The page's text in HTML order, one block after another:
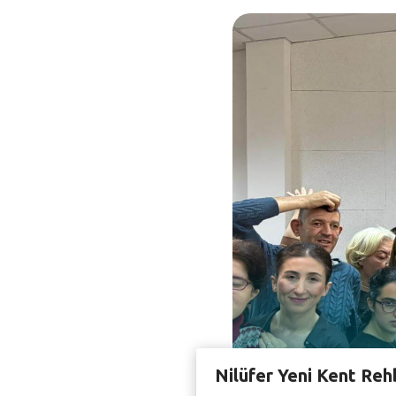
Nilüfer Yeni Kent